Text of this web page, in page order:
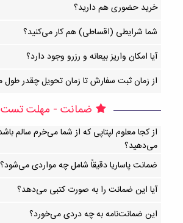
خرید حضوری هم دارید؟
شما شرایطی (اقساطی) هم کار می‌کنید؟
آیا امکان واریز بیعانه و رزرو وجود دارد؟
از زمان ثبت سفارش تا زمان تحویل چقدر
ضمانت - مهلت تست
از کجا معلوم لپتاپی که از شما می‌خرم سالم
می‌دهید؟
ضمانت پاساریا دقیقاً شامل چه مواردی می‌شود؟
آیا این ضمانت را به صورت کتبی می‌دهد؟
این ضمانت‌نامه به چه دردی می‌خورد؟